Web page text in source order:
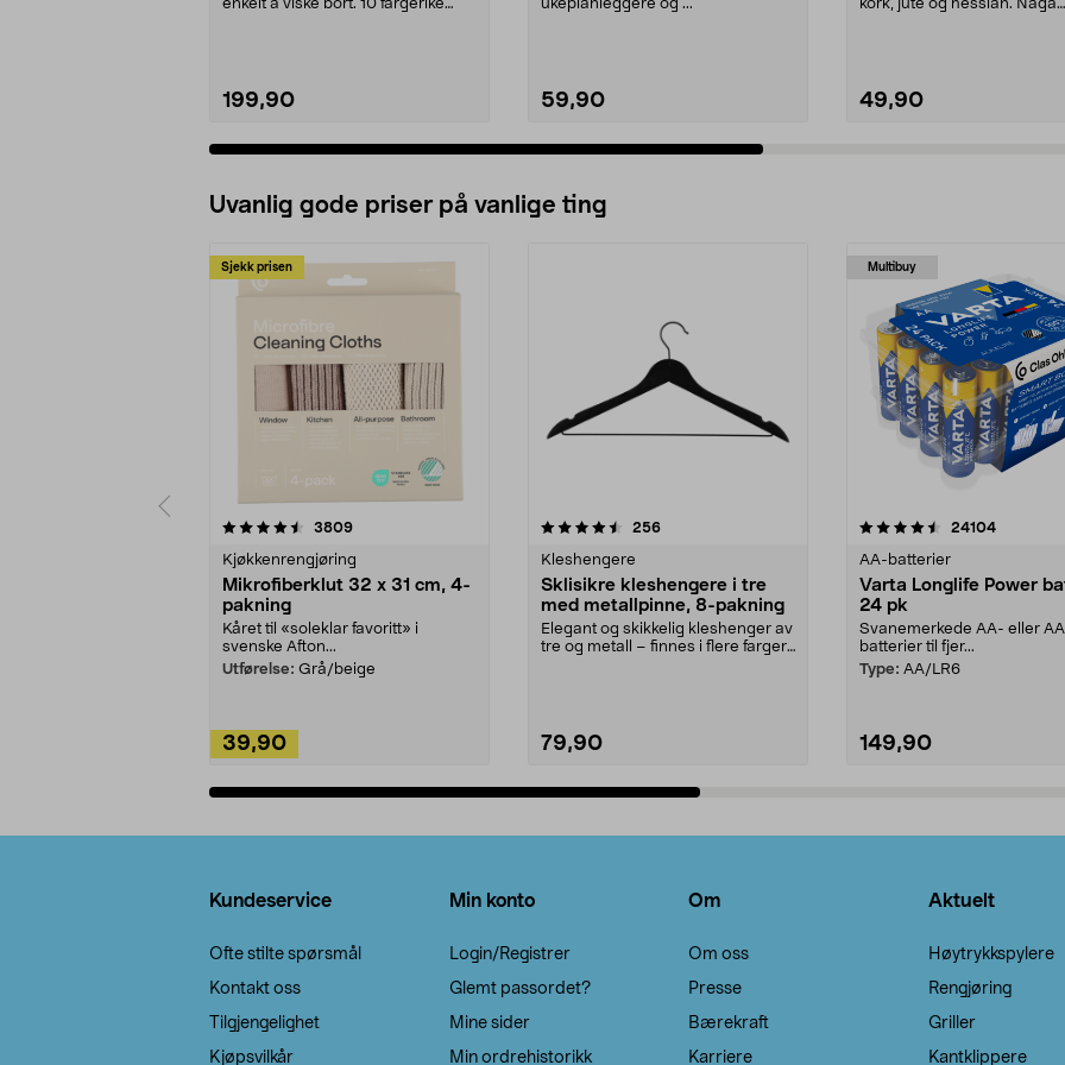
enkelt å viske bort. 10 fargerike
199,90
ukeplanleggere og ...
59,90
kork, jute og hessian. Naga
49,90
Uvanlig gode priser på vanlige ting
Sjekk prisen
3809anmeldelser
Kjøkkenrengjøring
Mikrofiberklut 32 x 31 cm, 4-
pakning
Kåret til «soleklar favoritt» i
svenske Afton...
Utførelse: Grå/beige
39,90
4.5av 5 stjerner 256anmeldelser
Kleshengere
Sklisikre kleshengere i tre
med metallpinne, 8-pakning
Elegant og skikkelig kleshenger av
tre og metall – finnes i flere farger.
79,90
Multibuy
4.5av 5 stjerner 24104
AA-batterier
Varta Longlife Power
24 pk
Svanemerkede AA- eller
batterier til fjer...
Type: AA/LR6
149,90
4.5av 5 stjerner
Kundeservice
Ofte stilte spørsmål
Kontakt oss
Tilgjengelighet
Kjøpsvilkår
Min konto
Login/Registrer
Glemt passordet?
Mine sider
Min ordrehistorikk
Om
Om oss
Presse
Bærekraft
Karriere
Aktuelt
Høytrykkspylere
Rengjøring
Griller
Kantklippere